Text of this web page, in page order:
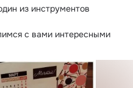
из инструментов
с вами интересными